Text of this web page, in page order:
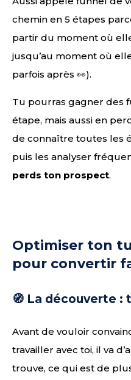
chemin en 5 étapes
partir du moment où
jusqu’au moment où
parfois après 👀).
Tu pourras gagner des
étape, mais aussi en
de connaître toutes les
puis les analyser
perds ton prospect.
Optimiser ton
pour convertir
🧭 La découverte :
Avant de vouloir
travailler avec toi, il va
trouve, ce qui est de